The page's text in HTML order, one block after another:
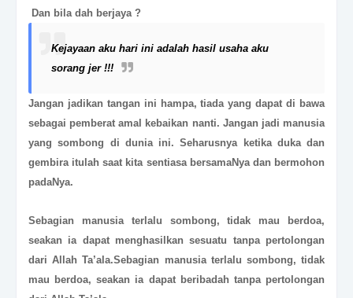
Dan bila dah berjaya ?
Kejayaan aku hari ini adalah hasil usaha aku
sorang jer !!!
Jangan jadikan tangan ini hampa, tiada yang dapat di bawa
sebagai pemberat amal kebaikan nanti. Jangan jadi manusia
yang sombong di dunia ini. Seharusnya ketika duka dan
gembira itulah saat kita sentiasa bersamaNya dan bermohon
padaNya.
Sebagian manusia terlalu sombong, tidak mau berdoa,
seakan ia dapat menghasilkan sesuatu tanpa pertolongan
dari Allah Ta’ala.Sebagian manusia terlalu sombong, tidak
mau berdoa, seakan ia dapat beribadah tanpa pertolongan